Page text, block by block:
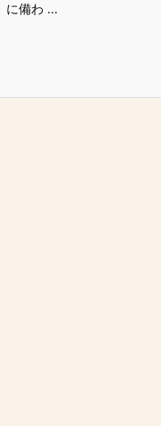
に備わ ...